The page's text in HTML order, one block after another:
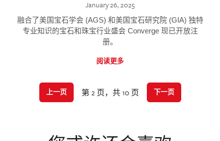
January 26, 2025
融合了美国宝石学会 (AGS) 和美国宝石研究院 (GIA) 独特
专业知识的宝石和珠宝行业盛会 Converge 现已开放注
册。
阅读更多
上一页 第 2 页，共 10 页 下一页